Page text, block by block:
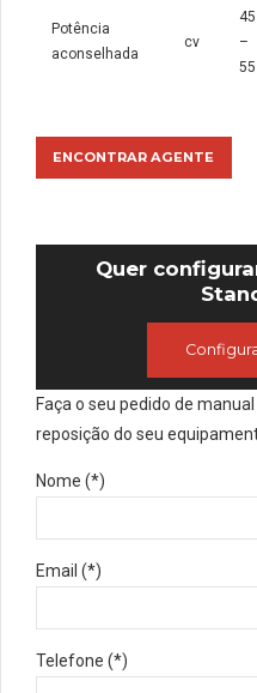
Potência
aconselhada
cv
45
–
55
ENCONTRAR AGENTE
Quer
Faça o seu pedido de
reposição do seu
Nome (*)
Email (*)
Telefone (*)